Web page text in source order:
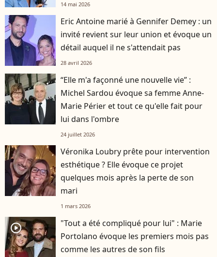
14 mai 2026
Eric Antoine marié à Gennifer Demey : un
invité revient sur leur union et évoque un
détail auquel il ne s'attendait pas
28 avril 2026
“Elle m'a façonné une nouvelle vie” :
Michel Sardou évoque sa femme Anne-
Marie Périer et tout ce qu'elle fait pour
lui dans l'ombre
24 juillet 2026
Véronika Loubry prête pour intervention
esthétique ? Elle évoque ce projet
quelques mois après la perte de son
mari
1 mars 2026
player2
"Tout a été compliqué pour lui" : Marie
Portolano évoque les premiers mois pas
comme les autres de son fils